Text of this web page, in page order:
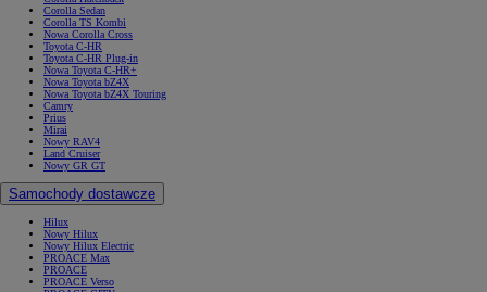
Corolla Sedan
Corolla TS Kombi
Nowa Corolla Cross
Toyota C-HR
Toyota C-HR Plug-in
Nowa Toyota C-HR+
Nowa Toyota bZ4X
Nowa Toyota bZ4X Touring
Camry
Prius
Mirai
Nowy RAV4
Land Cruiser
Nowy GR GT
Samochody dostawcze
Hilux
Nowy Hilux
Nowy Hilux Electric
PROACE Max
PROACE
PROACE Verso